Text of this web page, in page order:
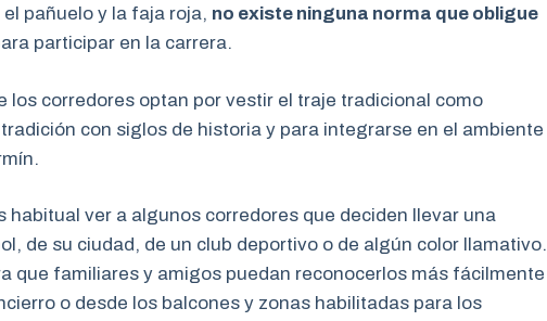
pañuelo y la faja roja, no existe ninguna norma que obligue
participar en la carrera.
los corredores optan por vestir el traje tradicional como
con siglos de historia y para integrarse en el ambiente
habitual ver a algunos corredores que deciden llevar una
de su ciudad, de un club deportivo o de algún color llamativo.
que familiares y amigos puedan reconocerlos más fácilmente
o desde los balcones y zonas habilitadas para los